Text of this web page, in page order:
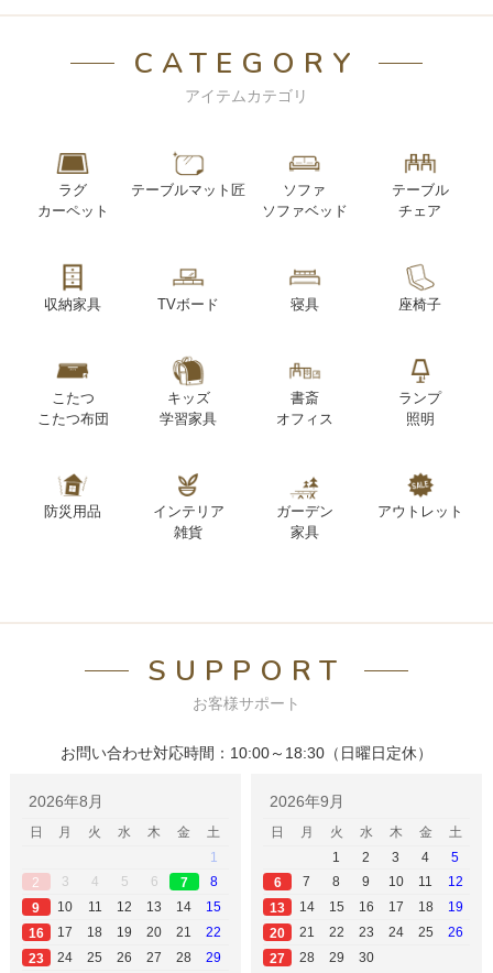
CATEGORY
アイテムカテゴリ
ラグ
カーペット
テーブルマット匠
ソファ
ソファベッド
テーブル
チェア
収納家具 TVボード 寝具 座椅子
こたつ
こたつ布団
キッズ
学習家具
書斎
オフィス
ランプ
照明
防災用品
インテリア
雑貨
ガーデン
家具
アウトレット
SUPPORT
お客様サポート
お問い合わせ対応時間：10:00～18:30（日曜日定休）
2026年8月
日 月 火 水 木 金
土
1
2
3 4 5 6 7
8
9
10 11 12 13 14
15
16
17 18 19 20 21
22
23
24 25 26 27 28 29
2026年9月
日 月 火 水 木 金
土
1
2 3 4
5
6
7 8 9 10 11
12
13
14 15 16 17 18
19
20
21 22 23 24 25
26
27
28 29 30